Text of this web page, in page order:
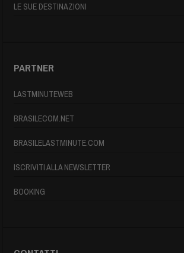
LE SUE DESTINAZIONI
PARTNER
LASTMINUTEWEB
BRASILECOM.NET
BRASILELASTMINUTE.COM
ISCRIVITI ALLA NEWSLETTER
BOOKING